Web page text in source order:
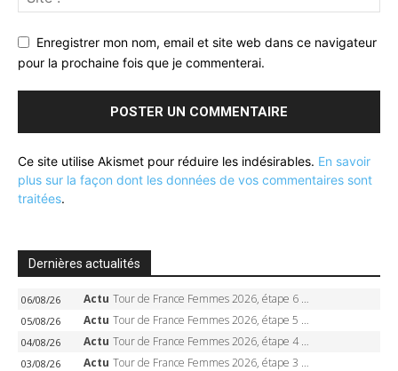
Enregistrer mon nom, email et site web dans ce navigateur
pour la prochaine fois que je commenterai.
Ce site utilise Akismet pour réduire les indésirables. En savoir
plus sur la façon dont les données de vos commentaires sont
traitées.
Dernières actualités
06/08/26 Actu Tour de France Femmes 2026, étape 6 – Kim Le Court-Pienaar gagne à Tournon, Reusser en jaune
05/08/26 Actu Tour de France Femmes 2026, étape 5 – Demi Vollering gagne à Belleville, Reusser en jaune, Ferrand-Prévot coule
04/08/26 Actu Tour de France Femmes 2026, étape 4 – Marlen Reusser écrase le chrono, Ferrand-Prévot en crise
03/08/26 Actu Tour de France Femmes 2026, étape 3 – Sigrid Haugset en solitaire, 88 km d’échappée, maillot jaune